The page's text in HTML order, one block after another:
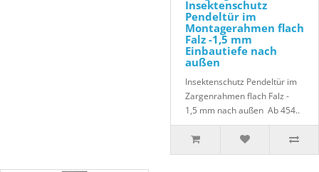
Insektenschutz
Pendeltür im
Montagerahmen flach
Falz -1,5 mm
Einbautiefe nach
außen
Insektenschutz Pendeltür im
Zargenrahmen flach Falz -
1,5 mm nach außen Ab 454..